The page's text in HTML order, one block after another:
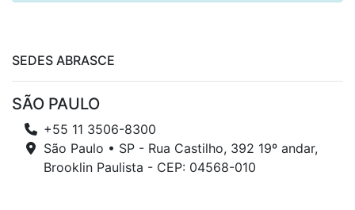
SEDES ABRASCE
SÃO PAULO
+55 11 3506-8300
São Paulo • SP - Rua Castilho, 392 19º andar,
Brooklin Paulista - CEP: 04568-010